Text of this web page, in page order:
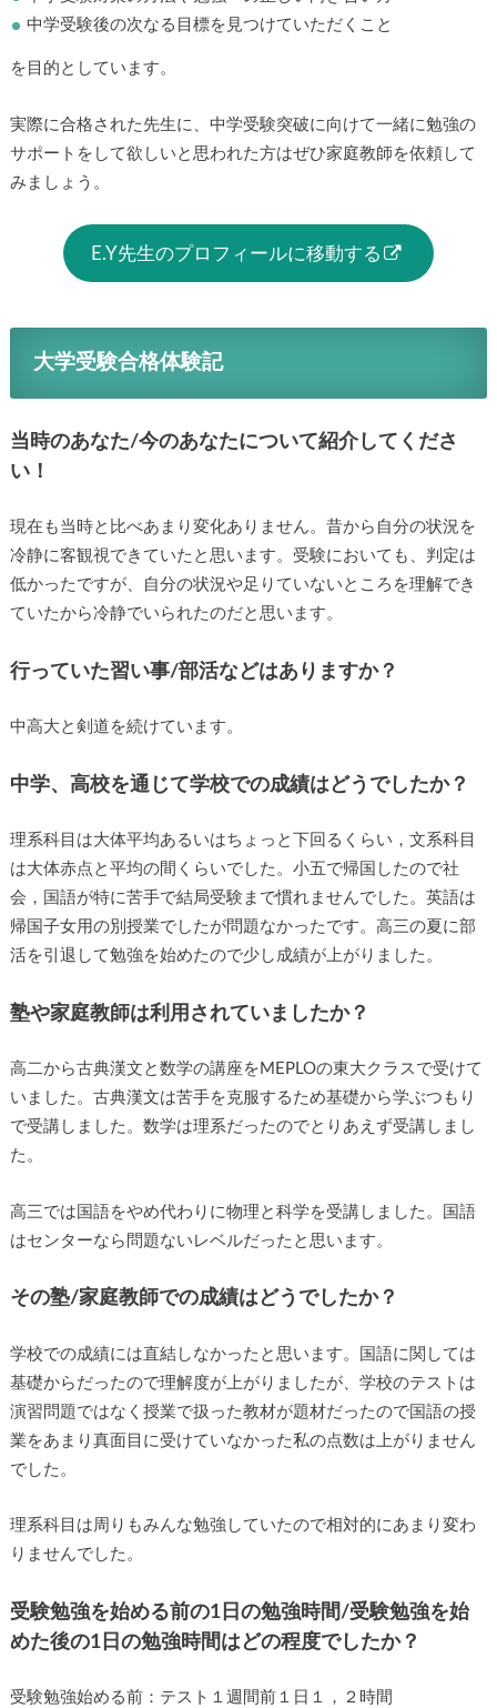
中学受験後の次なる目標を見つけていただくこと
を目的としています。
実際に合格された先生に、中学受験突破に向けて一緒に勉強の
サポートをして欲しいと思われた方はぜひ家庭教師を依頼して
みましょう。
E.Y先生のプロフィールに移動する
大学受験合格体験記
当時のあなた/今のあなたについて紹介してくださ
い！
現在も当時と比べあまり変化ありません。昔から自分の状況を
冷静に客観視できていたと思います。受験においても、判定は
低かったですが、自分の状況や足りていないところを理解でき
ていたから冷静でいられたのだと思います。
行っていた習い事/部活などはありますか？
中高大と剣道を続けています。
中学、高校を通じて学校での成績はどうでしたか？
理系科目は大体平均あるいはちょっと下回るくらい，文系科目
は大体赤点と平均の間くらいでした。小五で帰国したので社
会，国語が特に苦手で結局受験まで慣れませんでした。英語は
帰国子女用の別授業でしたが問題なかったです。高三の夏に部
活を引退して勉強を始めたので少し成績が上がりました。
塾や家庭教師は利用されていましたか？
高二から古典漢文と数学の講座をMEPLOの東大クラスで受けて
いました。古典漢文は苦手を克服するため基礎から学ぶつもり
で受講しました。数学は理系だったのでとりあえず受講しまし
た。
高三では国語をやめ代わりに物理と科学を受講しました。国語
はセンターなら問題ないレベルだったと思います。
その塾/家庭教師での成績はどうでしたか？
学校での成績には直結しなかったと思います。国語に関しては
基礎からだったので理解度が上がりましたが、学校のテストは
演習問題ではなく授業で扱った教材が題材だったので国語の授
業をあまり真面目に受けていなかった私の点数は上がりません
でした。
理系科目は周りもみんな勉強していたので相対的にあまり変わ
りませんでした。
受験勉強を始める前の1日の勉強時間/受験勉強を始
めた後の1日の勉強時間はどの程度でしたか？
受験勉強始める前：テスト１週間前１日１，２時間